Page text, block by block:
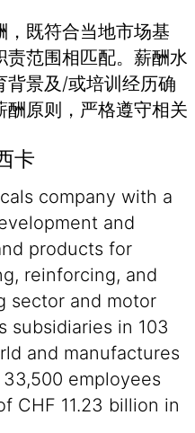
，既符合当地市场基
范围相匹配。薪酬水
背景及/或培训经历确
酬原则，严格遵守相关
卡
company with a
and
products for
reinforcing, and
sector and motor
subsidiaries in 103
and manufactures
employees
CHF 11.23 billion in